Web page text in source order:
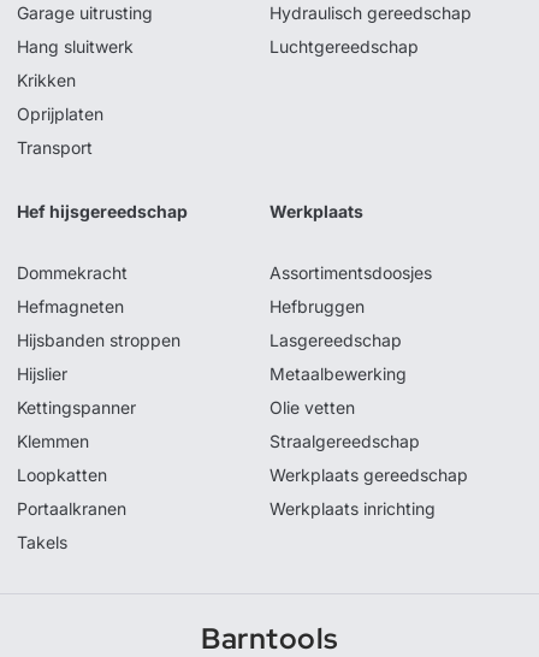
Garage uitrusting
Hang sluitwerk
Krikken
Oprijplaten
Transport
Hydraulisch gereedschap
Luchtgereedschap
Hef hijsgereedschap
Dommekracht
Hefmagneten
Hijsbanden stroppen
Hijslier
Kettingspanner
Klemmen
Loopkatten
Portaalkranen
Takels
Werkplaats
Assortimentsdoosjes
Hefbruggen
Lasgereedschap
Metaalbewerking
Olie vetten
Straalgereedschap
Werkplaats gereedschap
Werkplaats inrichting
Barntools